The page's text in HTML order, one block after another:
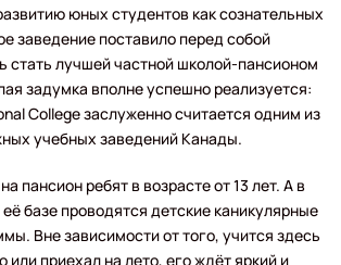
юных студентов как сознательных
заведение поставило перед собой
стать лучшей частной школой-пансионом
задумка вполне успешно реализуется:
College заслуженно считается одним из
учебных заведений Канады.
пансион ребят в возрасте от 13 лет. А в
базе проводятся детские каникулярные
Вне зависимости от того, учится здесь
или приехал на лето, его ждёт яркий и